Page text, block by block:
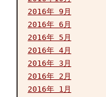
2016年 9月
2016年 6月
2016年 5月
2016年 4月
2016年 3月
2016年 2月
2016年 1月